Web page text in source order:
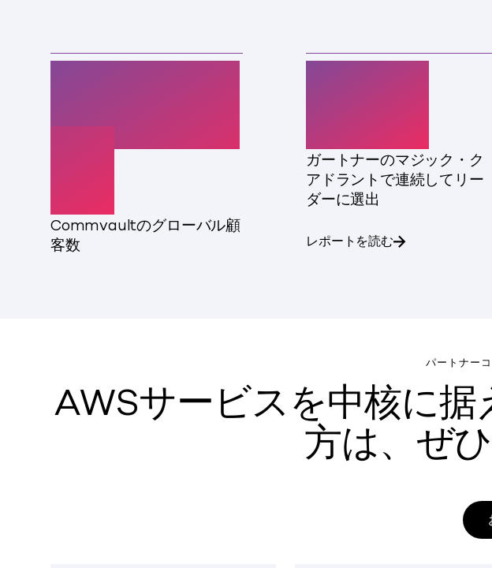
10万以
上
Commvaultのグローバル顧
客数
14倍
ガートナーのマジック・ク
アドラントで連続してリー
ダーに選出
レポートを読む
パートナー
AWSサービスを中核に
方は、ぜ